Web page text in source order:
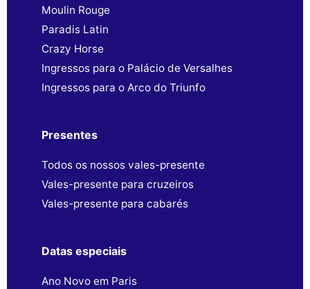
Moulin Rouge
Paradis Latin
Crazy Horse
Ingressos para o Palácio de Versalhes
Ingressos para o Arco do Triunfo
Presentes
Todos os nossos vales-presente
Vales-presente para cruzeiros
Vales-presente para cabarés
Datas especiais
Ano Novo em Paris